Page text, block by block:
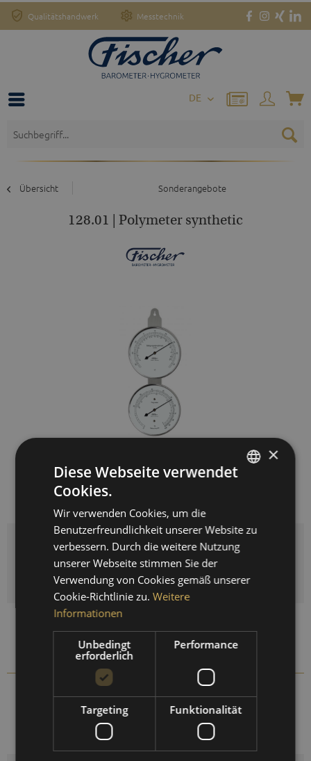
Qualitätshandwerk Messtechnik
DE
Übersicht Sonderangebote
128.01 | Polymeter synthetic
134,00 € *
inkl. MwSt.
Lieferzeit 3-5 Werktage
Auf die Merkliste setzen
×
Diese Webseite verwendet
Cookies.
Wir verwenden Cookies, um die
Benutzerfreundlichkeit unserer Website zu
verbessern. Durch die weitere Nutzung
unserer Webseite stimmen Sie der
Verwendung von Cookies gemäß unserer
Cookie-Richtlinie zu. Weitere
Informationen
Unbedingt
erforderlich
Performance
Targeting Funktionalität